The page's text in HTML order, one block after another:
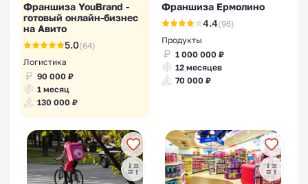
Франшизы шиномонтажек
Франшизы автосервиса
Франшиза YouBrand -
готовый онлайн-бизнес
на Авито
5.0(64)
Логистика
90 000 ₽
1 месяц
130 000 ₽
Франшиза Ермолино
4.4(96)
Продукты
1 000 000 ₽
12 месяцев
70 000 ₽